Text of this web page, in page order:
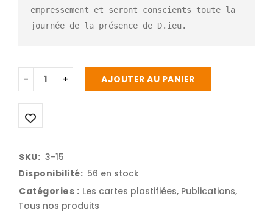
empressement et seront conscients toute la
journée de la présence de D.ieu.
AJOUTER AU PANIER
SKU: 3-15
Disponibilité: 56 en stock
Catégories : Les cartes plastifiées, Publications,
Tous nos produits